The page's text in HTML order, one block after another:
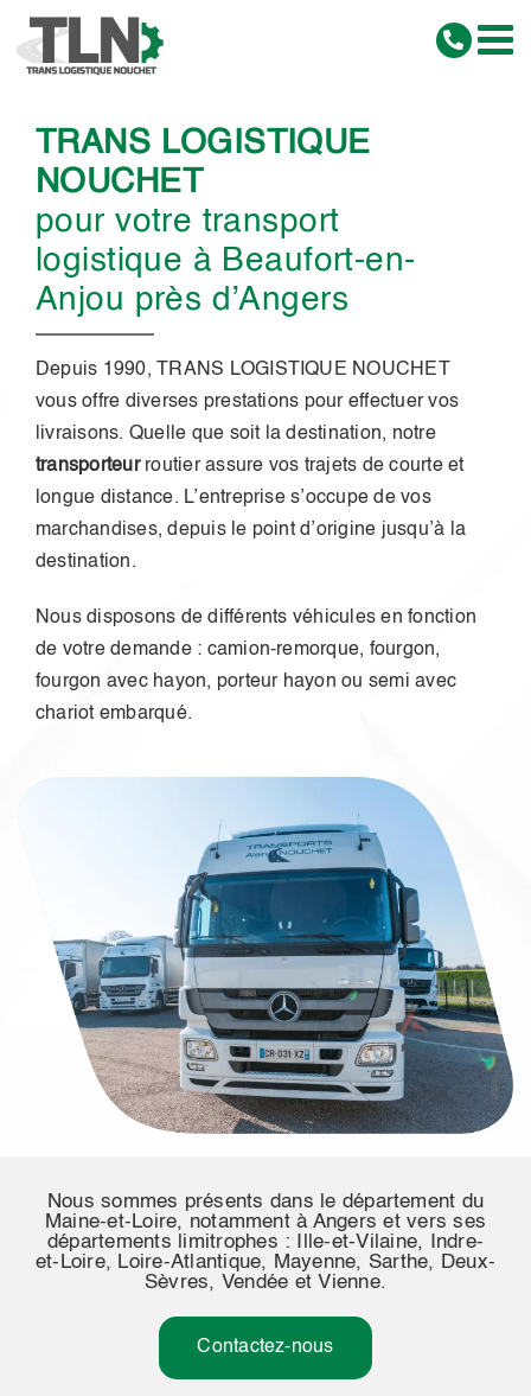
Passer
au
contenu
TRANS LOGISTIQUE
NOUCHET
pour votre transport
logistique à Beaufort-en-
Anjou près d’Angers
Depuis 1990,
TRANS LOGISTIQUE NOUCHET
vous offre diverses prestations pour effectuer vos
livraisons. Quelle que soit la destination, notre
transporteurroutier assure vos trajets de courte et
longue distance. L’entreprise s’occupe de vos
marchandises, depuis le point d’origine jusqu’à la
destination.
Nous disposons de différents véhicules en fonction
de votre demande : camion-remorque, fourgon,
fourgon avec hayon, porteur hayon ou semi avec
chariot embarqué.
Nous sommes présents dans le département du
Maine-et-Loire, notamment à Angers et vers ses
départements limitrophes : Ille-et-Vilaine, Indre-
et-Loire, Loire-Atlantique, Mayenne, Sarthe, Deux-
Sèvres, Vendée et Vienne.
Contactez-nous